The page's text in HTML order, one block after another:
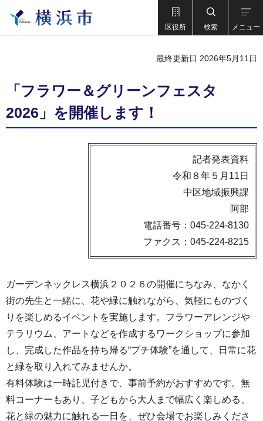
区役所 検索 メニュー
最終更新日 2026年5月11日
「フラワー＆グリーンフェスタ
2026」を開催します！
記者発表資料
令和８年５月11日
中区地域振興課
阿部
電話番号：045-224-8130
ファクス：045-224-8215
ガーデンネックレス横浜２０２６の開催にちなみ、なかく
街の先生と一緒に、花や緑に触れながら、気軽にものづく
りを楽しめるイベントを実施します。フラワーアレンジや
テラリウム、アートなどを作成するワークショップに参加
し、完成した作品を持ち帰る“プチ体験”を通して、日常に花
と緑を取り入れてみませんか。
有料体験は一時託児付きで、事前予約がおすすめです。無
料コーナーもあり、子どもから大人まで幅広く楽しめる、
花と緑の魅力に触れる一日を、ぜひ会場でお楽しみくださ